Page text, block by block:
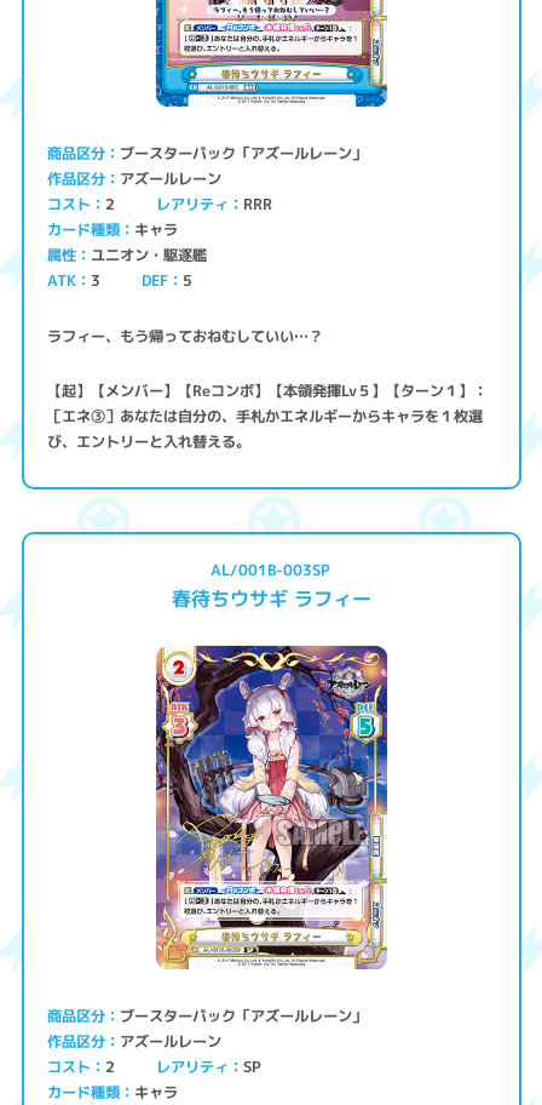
商品区分 ブースターパック「アズールレーン」
作品区分 アズールレーン
コスト 2 レアリティ RRR
カード種類 キャラ
属性 ユニオン・駆逐艦
ATK 3 DEF 5
ラフィー、もう帰っておねむしていい…？
【起】【メンバー】【Reコンボ】【本領発揮Lv５】【ターン１】：
［エネ③］あなたは自分の、手札かエネルギーからキャラを１枚選
び、エントリーと入れ替える。
AL/001B-003SP
春待ちウサギ ラフィー
商品区分 ブースターパック「アズールレーン」
作品区分 アズールレーン
コスト 2 レアリティ SP
カード種類 キャラ